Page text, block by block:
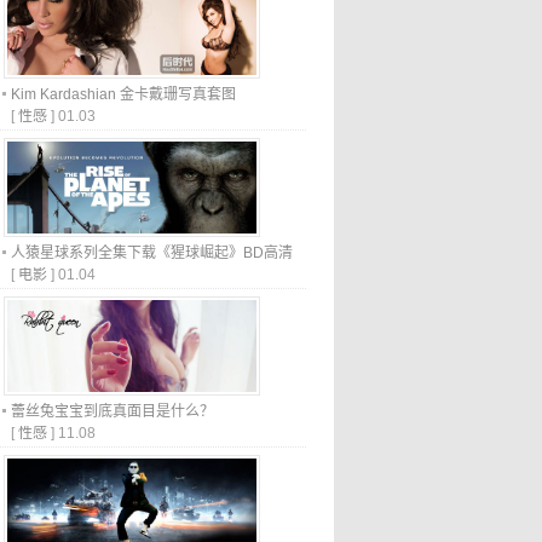
Kim Kardashian 金卡戴珊写真套图
[ 性感 ] 01.03
人猿星球系列全集下载《猩球崛起》BD高清
[ 电影 ] 01.04
蕾丝兔宝宝到底真面目是什么？
[ 性感 ] 11.08